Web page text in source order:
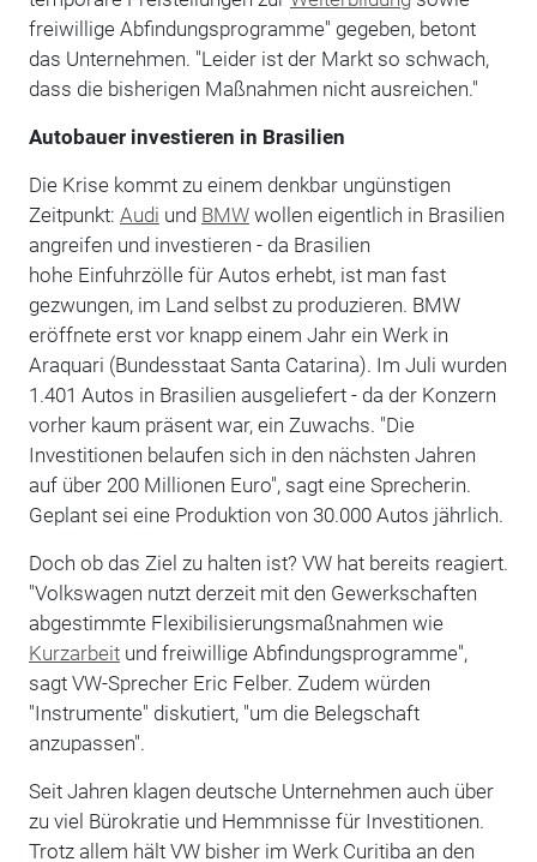
freiwillige Abfindungsprogramme" gegeben, betont
das Unternehmen. "Leider ist der Markt so schwach,
dass die bisherigen Maßnahmen nicht ausreichen."
Autobauer investieren in Brasilien
Die Krise kommt zu einem denkbar ungünstigen
Zeitpunkt: Audi und BMWwollen eigentlich in Brasilien
angreifen und investieren - da Brasilien
hohe Einfuhrzölle für Autos erhebt, ist man fast
gezwungen, im Land selbst zu produzieren. BMW
eröffnete erst vor knapp einem Jahr ein Werk in
Araquari (Bundesstaat Santa Catarina). Im Juli wurden
1.401 Autos in Brasilien ausgeliefert - da der Konzern
vorher kaum präsent war, ein Zuwachs. "Die
Investitionen belaufen sich in den nächsten Jahren
auf über 200 Millionen Euro", sagt eine Sprecherin.
Geplant sei eine Produktion von 30.000 Autos jährlich.
Doch ob das Ziel zu halten ist? VW hat bereits reagiert.
"Volkswagen nutzt derzeit mit den Gewerkschaften
abgestimmte Flexibilisierungsmaßnahmen wie
Kurzarbeitund freiwillige Abfindungsprogramme",
sagt VW-Sprecher Eric Felber. Zudem würden
"Instrumente" diskutiert, "um die Belegschaft
anzupassen".
Seit Jahren klagen deutsche Unternehmen auch über
zu viel Bürokratie und Hemmnisse für Investitionen.
Trotz allem hält VW bisher im Werk Curitiba an den